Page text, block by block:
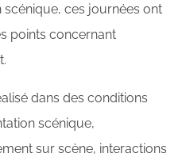
scénique, ces journées ont
points concernant
dans des conditions
scénique,
sur scène, interactions